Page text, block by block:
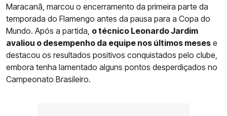
Maracanã, marcou o encerramento da primeira parte da
temporada do Flamengo antes da pausa para a Copa do
Mundo. Após a partida, o técnico Leonardo Jardim
avaliou o desempenho da equipe nos últimos meses e
destacou os resultados positivos conquistados pelo clube,
embora tenha lamentado alguns pontos desperdiçados no
Campeonato Brasileiro.